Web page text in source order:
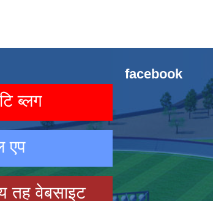
ब्लग
एप
तह वेबसाइट
facebook